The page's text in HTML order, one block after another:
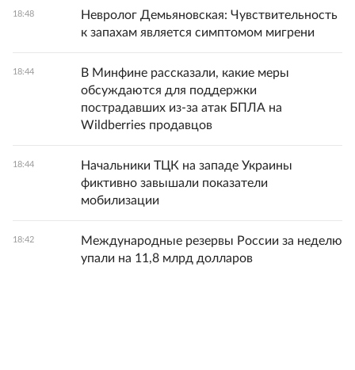
18:48
Невролог Демьяновская: Чувствительность
к запахам является симптомом мигрени
18:44
В Минфине рассказали, какие меры
обсуждаются для поддержки
пострадавших из-за атак БПЛА на
Wildberries продавцов
18:44
Начальники ТЦК на западе Украины
фиктивно завышали показатели
мобилизации
18:42
Международные резервы России за неделю
упали на 11,8 млрд долларов